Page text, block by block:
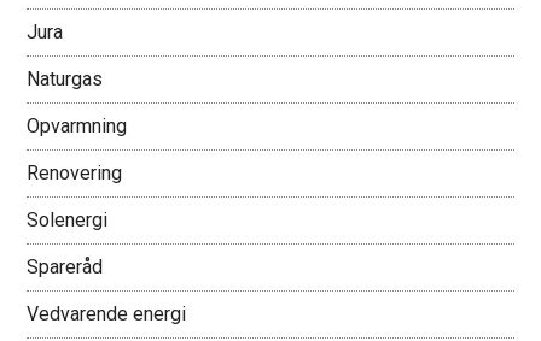
Jura
Naturgas
Opvarmning
Renovering
Solenergi
Spareråd
Vedvarende energi